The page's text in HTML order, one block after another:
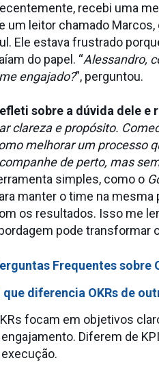
recebi uma
um leitor chamado
Ele estava frustrado
do papel. “Alessandro,
engajado?”, perguntou.
sobre a dúvida dele e
clareza e propósito.
melhorar um processo
de perto, mas
simples, como o
manter o time na
os resultados. Isso me
pode transformar
Frequentes sobre
que diferencia OKRs de
focam em objetivos
engajamento. Diferem de